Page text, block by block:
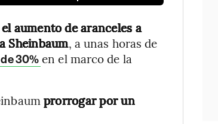
aumento de aranceles a
Sheinbaum, a unas horas de
30% en el marco de la
prorrogar por un